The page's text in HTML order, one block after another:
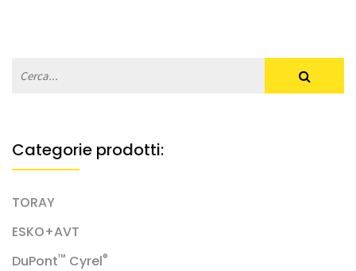
Categorie prodotti:
TORAY
ESKO+AVT
DuPont™ Cyrel®